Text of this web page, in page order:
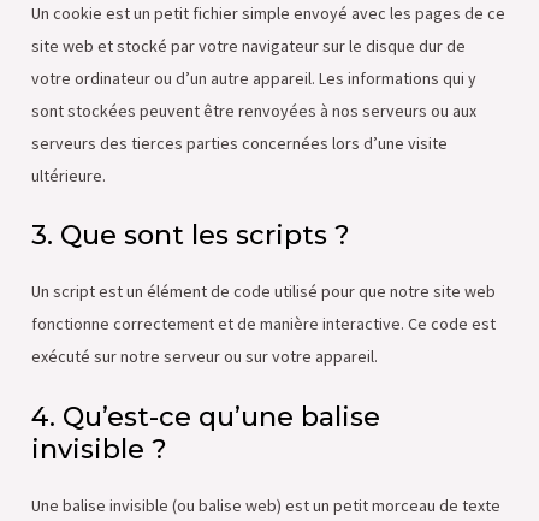
Un cookie est un petit fichier simple envoyé avec les pages de ce
site web et stocké par votre navigateur sur le disque dur de
votre ordinateur ou d’un autre appareil. Les informations qui y
sont stockées peuvent être renvoyées à nos serveurs ou aux
serveurs des tierces parties concernées lors d’une visite
ultérieure.
3. Que sont les scripts ?
Un script est un élément de code utilisé pour que notre site web
fonctionne correctement et de manière interactive. Ce code est
exécuté sur notre serveur ou sur votre appareil.
4. Qu’est-ce qu’une balise
invisible ?
Une balise invisible (ou balise web) est un petit morceau de texte